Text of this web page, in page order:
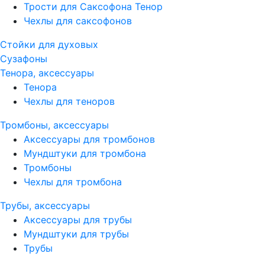
Трости для Саксофона Тенор
Чехлы для саксофонов
Стойки для духовых
Сузафоны
Тенора, аксессуары
Тенора
Чехлы для теноров
Тромбоны, аксессуары
Аксессуары для тромбонов
Мундштуки для тромбона
Тромбоны
Чехлы для тромбона
Трубы, аксессуары
Аксессуары для трубы
Мундштуки для трубы
Трубы